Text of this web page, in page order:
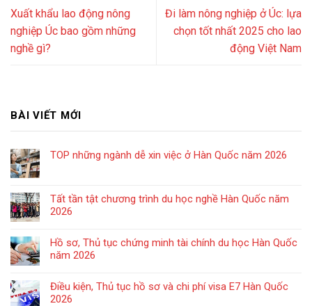
Xuất khẩu lao động nông
nghiệp Úc bao gồm những
nghề gì?
Đi làm nông nghiệp ở Úc: lựa
chọn tốt nhất 2025 cho lao
động Việt Nam
BÀI VIẾT MỚI
TOP những ngành dễ xin việc ở Hàn Quốc năm 2026
Tất tần tật chương trình du học nghề Hàn Quốc năm
2026
Hồ sơ, Thủ tục chứng minh tài chính du học Hàn Quốc
năm 2026
Điều kiện, Thủ tục hồ sơ và chi phí visa E7 Hàn Quốc
2026